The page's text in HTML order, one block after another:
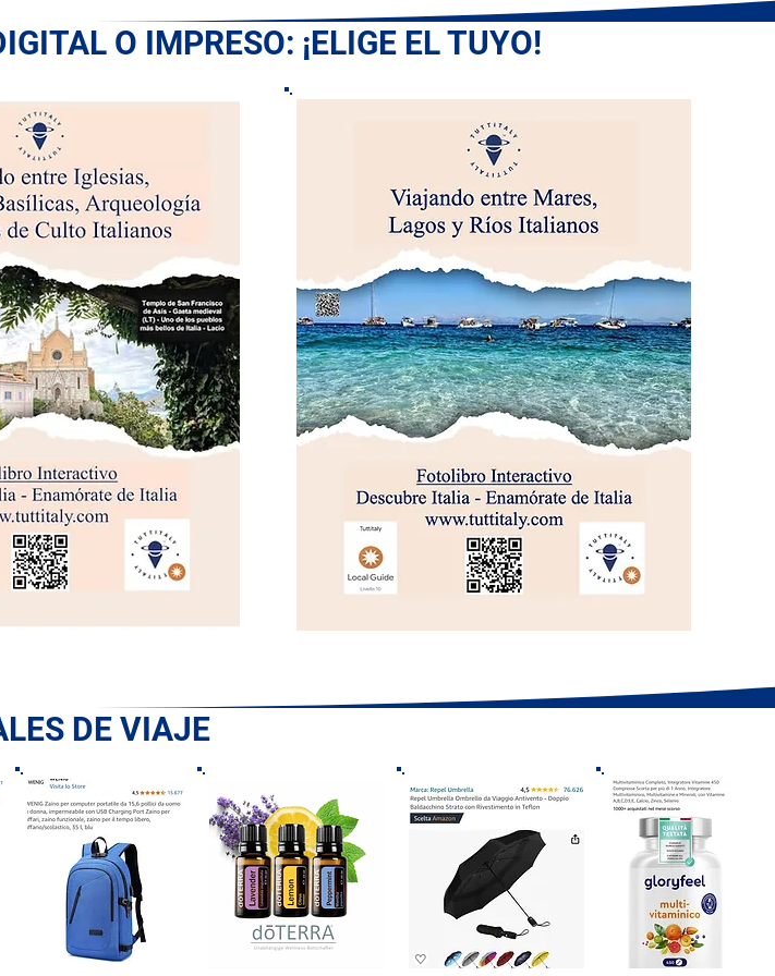
O IMPRESO: ¡ELIGE EL TUYO!
DE VIAJE